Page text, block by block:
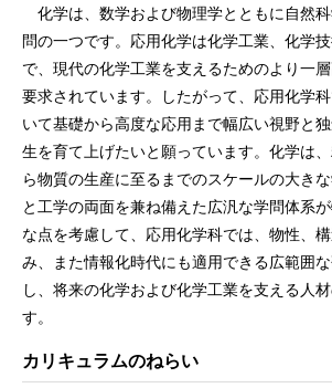
化学は、数学および物理学とともに自然
問の一つです。応用化学は化学工業、化学
で、現代の化学工業を支えるためのより一
要求されています。したがって、応用化学
いて基礎から高度な応用まで幅広い視野と
生を育て上げたいと願っています。化学は
ら物質の生産に至るまでのスケールの大き
と工学の両面を兼ね備えた広汎な学問体系
な点を考慮して、応用化学科では、物性、
み、また情報化時代にも適用できる広範囲
し、将来の化学および化学工業を支える人
す。
カリキュラムのねらい